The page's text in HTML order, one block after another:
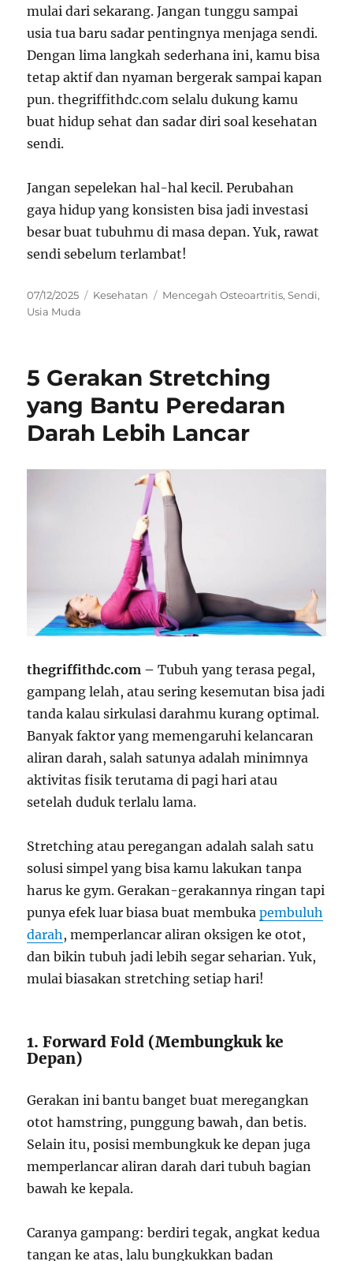
mulai dari sekarang. Jangan tunggu sampai
usia tua baru sadar pentingnya menjaga sendi.
Dengan lima langkah sederhana ini, kamu bisa
tetap aktif dan nyaman bergerak sampai kapan
pun. thegriffithdc.com selalu dukung kamu
buat hidup sehat dan sadar diri soal kesehatan
sendi.
Jangan sepelekan hal-hal kecil. Perubahan
gaya hidup yang konsisten bisa jadi investasi
besar buat tubuhmu di masa depan. Yuk, rawat
sendi sebelum terlambat!
Posted
on
07/12/2025 Categories
Kesehatan Tags
Mencegah Osteoartritis,Sendi,
Usia Muda
5 Gerakan Stretching
yang Bantu Peredaran
Darah Lebih Lancar
thegriffithdc.com – Tubuh yang terasa pegal,
gampang lelah, atau sering kesemutan bisa jadi
tanda kalau sirkulasi darahmu kurang optimal.
Banyak faktor yang memengaruhi kelancaran
aliran darah, salah satunya adalah minimnya
aktivitas fisik terutama di pagi hari atau
setelah duduk terlalu lama.
Stretching atau peregangan adalah salah satu
solusi simpel yang bisa kamu lakukan tanpa
harus ke gym. Gerakan-gerakannya ringan tapi
punya efek luar biasa buat membukapembuluh
darah, memperlancar aliran oksigen ke otot,
dan bikin tubuh jadi lebih segar seharian. Yuk,
mulai biasakan stretching setiap hari!
1. Forward Fold (Membungkuk ke
Depan)
Gerakan ini bantu banget buat meregangkan
otot hamstring, punggung bawah, dan betis.
Selain itu, posisi membungkuk ke depan juga
memperlancar aliran darah dari tubuh bagian
bawah ke kepala.
Caranya gampang: berdiri tegak, angkat kedua
tangan ke atas, lalu bungkukkan badan